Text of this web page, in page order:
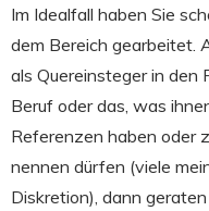
Im Idealfall haben Sie
dem Bereich gearbeitet.
als Quereinsteger in den
Beruf oder das, was
Referenzen haben oder
nennen dürfen (viele
Diskretion), dann